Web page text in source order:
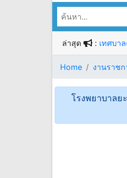
ล่าสุด : เทศบา
Home งานราชก
โรงพยาบาลย